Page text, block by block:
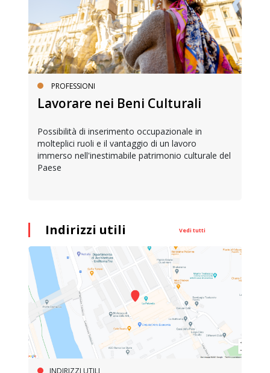
PROFESSIONI
Lavorare nei Beni Culturali
Possibilità di inserimento occupazionale in
molteplici ruoli e il vantaggio di un lavoro
immerso nell'inestimabile patrimonio culturale del
Paese
Indirizzi utili Vedi tutti
INDIRIZZI UTILI